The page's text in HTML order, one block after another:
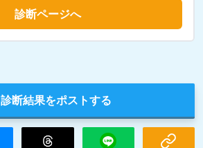
診断ページへ
診断結果をポストする